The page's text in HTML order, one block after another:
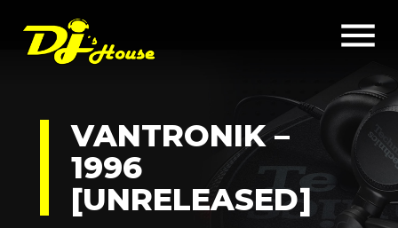
menu
VANTRONIK –
1996
[UNRELEASED]